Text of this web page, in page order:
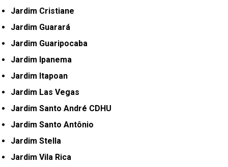
Jardim Cristiane
Jardim Guarará
Jardim Guaripocaba
Jardim Ipanema
Jardim Itapoan
Jardim Las Vegas
Jardim Santo André CDHU
Jardim Santo Antônio
Jardim Stella
Jardim Vila Rica